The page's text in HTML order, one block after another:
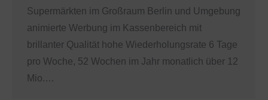
Supermärkten im Großraum Berlin und Umgebung
animierte Werbung im Kassenbereich mit
brillanter Qualität hohe Wiederholungsrate 6 Tage
pro Woche, 52 Wochen im Jahr monatlich über 12
Mio.…